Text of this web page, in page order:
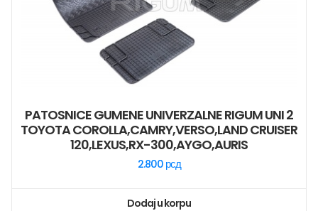
PATOSNICE GUMENE UNIVERZALNE RIGUM UNI 2
TOYOTA COROLLA,CAMRY,VERSO,LAND CRUISER
120,LEXUS,RX-300,AYGO,AURIS
2.800 рсд
Dodaj u korpu